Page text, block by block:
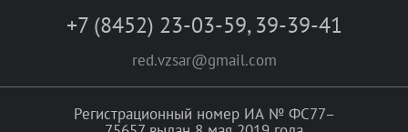
+7 (8452) 23-03-59, 39-39-41
red.vzsar@gmail.com
Регистрационный номер ИА № ФС77–